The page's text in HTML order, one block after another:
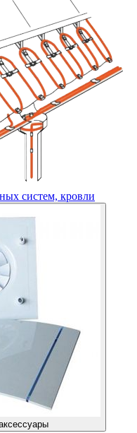
систем, кровли